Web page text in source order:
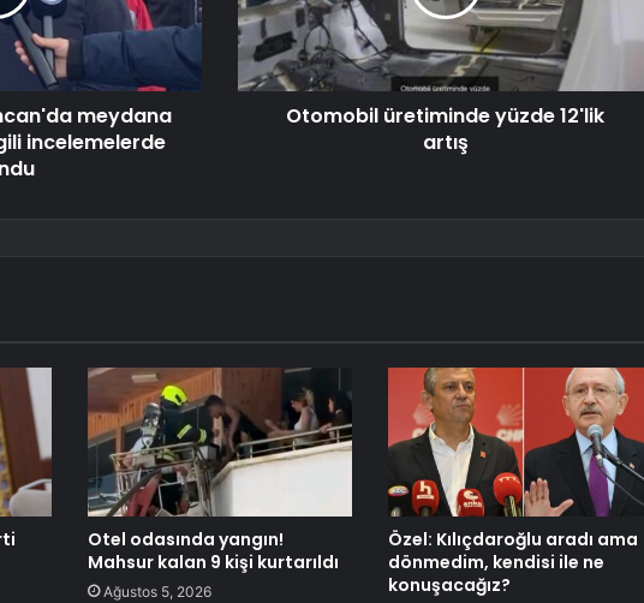
meydana
incelemelerde
Otomobil üretiminde yüzde 12'lik
artış
Otel odasında yangın!
Mahsur kalan 9 kişi kurtarıldı
Ağustos 5, 2026
Özel: Kılıçdaroğlu aradı ama
dönmedim, kendisi ile ne
konuşacağız?